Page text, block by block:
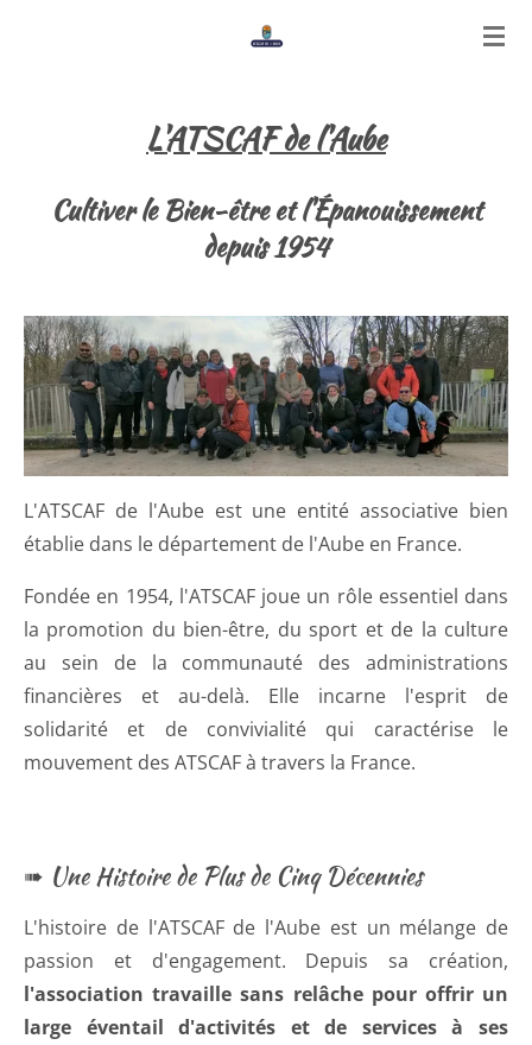
L'ATSCAF de l'Aube
Cultiver le Bien-être et l'Épanouissement
depuis 1954
L'ATSCAF de l'Aube est une entité associative bien
établie dans le département de l'Aube en France.
Fondée en 1954, l'ATSCAF joue un rôle essentiel dans
la promotion du bien-être, du sport et de la culture
au sein de la communauté des administrations
financières et au-delà. Elle incarne l'esprit de
solidarité et de convivialité qui caractérise le
mouvement des ATSCAF à travers la France.
➠ Une Histoire de Plus de Cinq Décennies
L'histoire de l'ATSCAF de l'Aube est un mélange de
passion et d'engagement. Depuis sa création,
l'association travaille sans relâche pour offrir un
large éventail d'activités et de services à ses